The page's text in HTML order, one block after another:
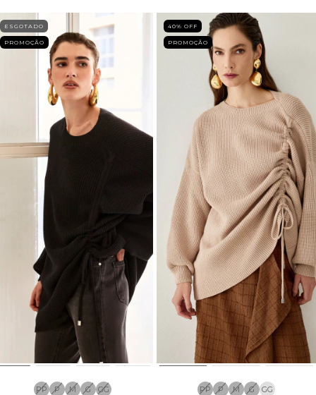
ESGOTADO
PROMOÇÃO
PP P M G GG
40% OFF
PROMOÇÃO
PP P M G GG